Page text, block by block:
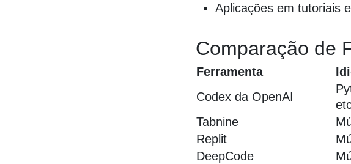
Aplicações em tutoriais
Comparação de
Ferramenta
Codex da OpenAI
Tabnine
Replit
DeepCode